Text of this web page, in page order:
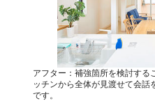
アフター：補強箇所を検討する
ッチンから全体が見渡せて会話
です。